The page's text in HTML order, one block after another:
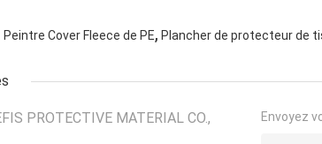
Peintre Cover Fleece de PE, Plancher de protecteur de
PROTECTIVE MATERIAL CO.,
Envoyez